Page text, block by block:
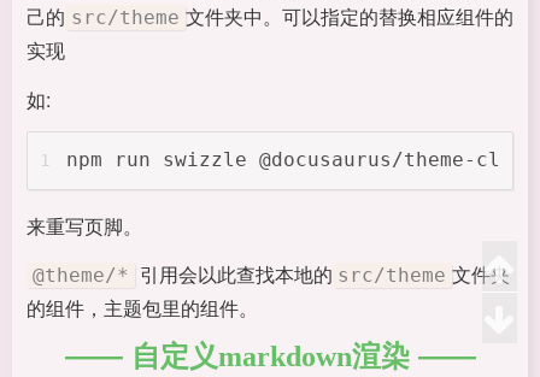
己的 src/theme 文件夹中。可以指定的替换相应组件的
实现
如:
1 npm run swizzle @docusaurus/theme-
来重写页脚。
@theme/* 引用会以此查找本地的 src/theme 文件夹
的组件，主题包里的组件。
自定义markdown渲染